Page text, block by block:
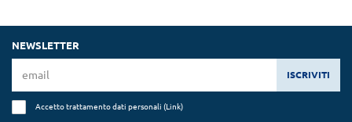
NEWSLETTER
ISCRIVITI
Accetto trattamento dati personali (Link)